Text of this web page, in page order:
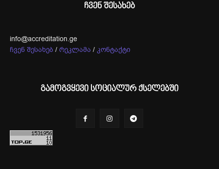
ჩვენ შესახებ
info@accreditation.ge
ჩვენ შესახებ / რეკლამა / კონტაქტი
გამოგვყევი სოციალურ ქსელებში